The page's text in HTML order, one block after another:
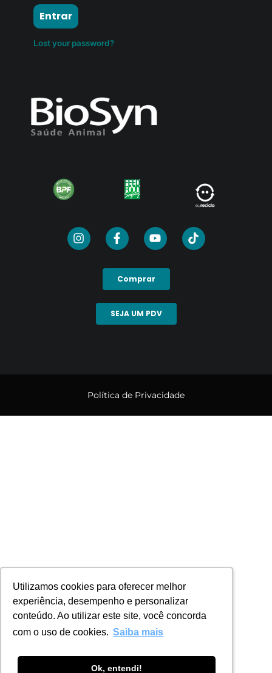
Utilizamos cookies para oferecer melhor
experiência, desempenho e personalizar
conteúdo. Ao utilizar este site, você concorda
com o uso de cookies. Saiba mais
Ok, entendi!
Utilizamos cookies para oferecer melhor
experiência, desempenho e personalizar
conteúdo. Ao utilizar este site, você concorda
com o uso de cookies. Saiba mais
Ok, entendi!
Entrar
Lost your password?
Comprar
SEJA UM PDV
Política de Privacidade